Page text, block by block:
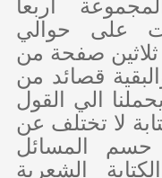
أربعا
على حوالي
صفحة من
قصائد من
الي القول
لا تختلف عن
حسم المسائل
الشعرية